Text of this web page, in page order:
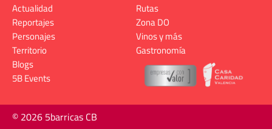
Actualidad
Reportajes
Personajes
Territorio
Rutas
Zona DO
Vinos y más
Gastronomía
Blogs
5B Events
© 2026 5barricas CB